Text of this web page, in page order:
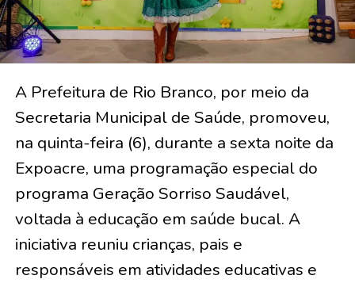
A Prefeitura de Rio Branco, por meio da
Secretaria Municipal de Saúde, promoveu,
na quinta-feira (6), durante a sexta noite da
Expoacre, uma programação especial do
programa Geração Sorriso Saudável,
voltada à educação em saúde bucal. A
iniciativa reuniu crianças, pais e
responsáveis em atividades educativas e